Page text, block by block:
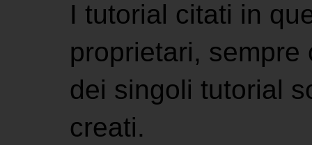
I tutorial citati in
proprietari,
dei singoli tutorial
creati.